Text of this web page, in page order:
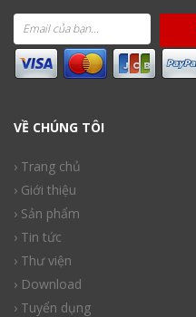
VỀ CHÚNG TÔI
› Trang chủ
› Giới thiệu
› Sản phẩm
› Tin tức
› Thư viện
› Download
› Tuyển dụng